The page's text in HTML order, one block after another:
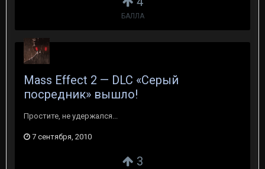
БАЛЛА
3
Mass Effect 2 — DLC «Серый
посредник» вышло!
Простите, не удержался...
7 сентября, 2010